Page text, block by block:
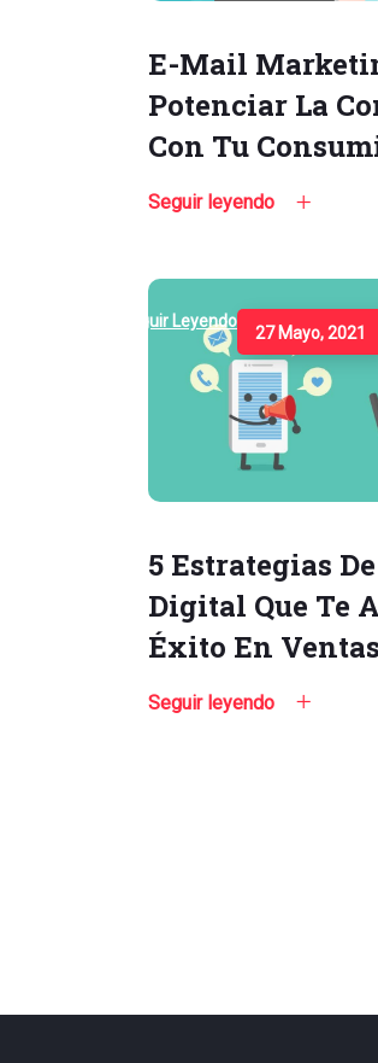
E-Mail
Potenciar La
Con Tu
Seguir leyendo
Seguir Leyendo
27 Mayo, 2021
5 Estrategias
Digital Que Te
Éxito En Ventas
Seguir leyendo